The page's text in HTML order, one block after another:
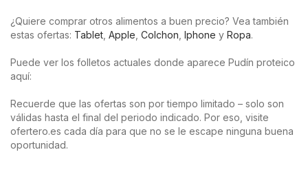
¿Quiere comprar otros alimentos a buen precio? Vea también
estas ofertas: Tablet Apple Colchon Iphone y Ropa.
Puede ver los folletos actuales donde aparece Pudín proteico
aquí:
Recuerde que las ofertas son por tiempo limitado – solo son
válidas hasta el final del periodo indicado. Por eso, visite
ofertero.es cada día para que no se le escape ninguna buena
oportunidad.